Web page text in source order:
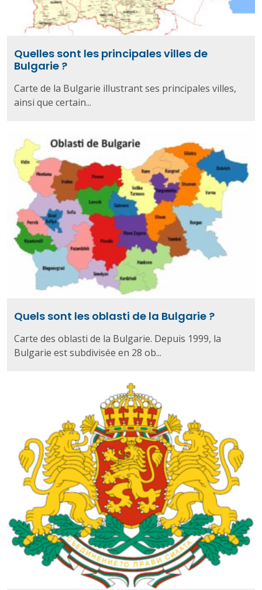
Quelles sont les principales villes de
Bulgarie ?
Carte de la Bulgarie illustrant ses principales villes,
ainsi que certain...
Quels sont les oblasti de la Bulgarie ?
Carte des oblasti de la Bulgarie. Depuis 1999, la
Bulgarie est subdivisée en 28 ob...